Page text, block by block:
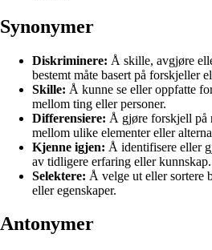
Synonymer
Diskriminere: Å skille, avgjøre
bestemt måte basert på forskjeller
Skille: Å kunne se eller oppfatte
mellom ting eller personer.
Differensiere: Å gjøre forskjell på
mellom ulike elementer eller
Kjenne igjen: Å identifisere eller
av tidligere erfaring eller kunnskap.
Selektere: Å velge ut eller sortere
eller egenskaper.
Antonymer